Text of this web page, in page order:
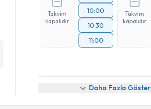
Takvim
kapalıdır
10:00
10:30
11:00
Takvim
kapalıdır
Daha Fazla Göster